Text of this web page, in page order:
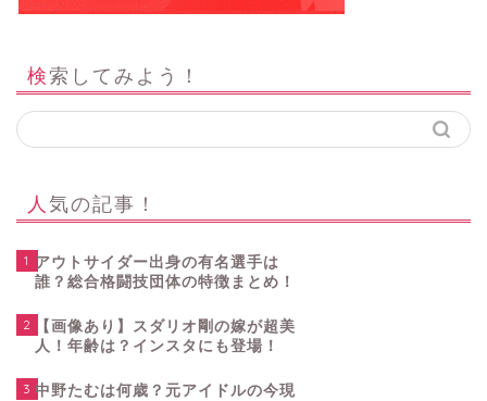
検索してみよう！
人気の記事！
1 アウトサイダー出身の有名選手は
誰？総合格闘技団体の特徴まとめ！
2
【画像あり】スダリオ剛の嫁が超美
人！年齢は？インスタにも登場！
3 中野たむは何歳？元アイドルの今現